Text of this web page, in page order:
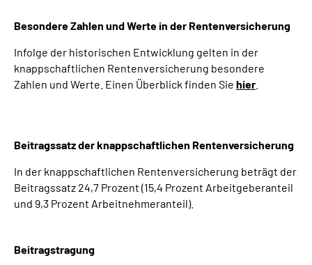
Online-Services
Leichte Sprache
Suche
Besondere Zahlen und Werte in der Rentenversicherung
Infolge der historischen Entwicklung gelten in der
knappschaftlichen Rentenversicherung besondere
Zahlen und Werte. Einen Überblick finden Sie hier
Beitragssatz der knappschaftlichen Rentenversicherung
In der knappschaftlichen Rentenversicherung beträgt der
Beitragssatz 24,7 Prozent (15,4 Prozent Arbeitgeberanteil
und 9,3 Prozent Arbeitnehmeranteil).
Beitragstragung